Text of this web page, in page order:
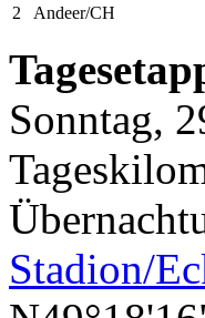
2
Andeer/CH
Sonntag,
Stadion/